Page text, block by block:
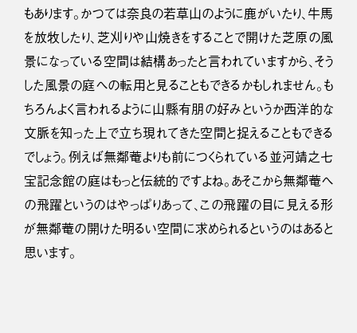
もあります。かつては奈良の若草山のように鹿がいたり、牛馬
を放牧したり、芝刈りや山焼きをすることで開けた芝原の風
景になっている空間は結構あったと言われていますから、そう
した風景の庭への転用と見ることもできるかもしれません。も
ちろんよく言われるように山縣有朋の好みというか西洋的な
文脈を知った上で立ち現れてきた空間と捉えることもできる
でしょう。例えば無鄰菴よりも前につくられている並河靖之七
宝記念館の庭はもっと伝統的ですよね。あそこから無鄰菴へ
の飛躍というのはやっぱりあって、この飛躍の目に見える形
が無鄰菴の開けた明るい空間に求められるというのはあると
思います。